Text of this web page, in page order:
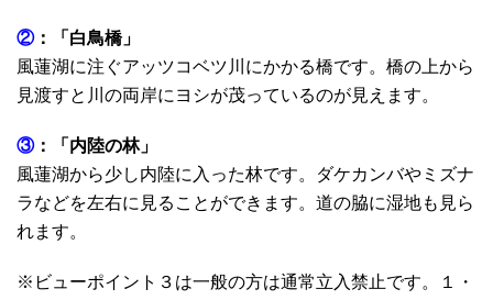
②：「白鳥橋」
風蓮湖に注ぐアッツコベツ川にかかる橋です。橋の上から
見渡すと川の両岸にヨシが茂っているのが見えます。
③：「内陸の林」
風蓮湖から少し内陸に入った林です。ダケカンバやミズナ
ラなどを左右に見ることができます。道の脇に湿地も見ら
れます。
※ビューポイント３は一般の方は通常立入禁止です。１・